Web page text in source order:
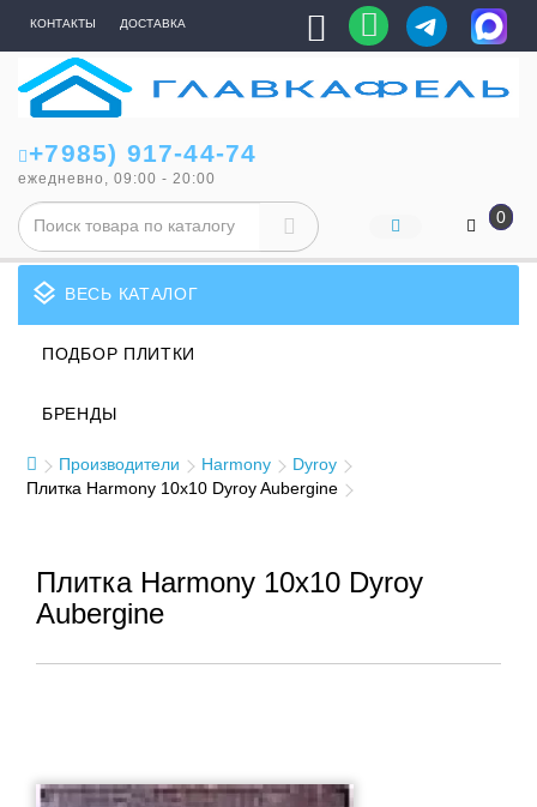
КОНТАКТЫ ДОСТАВКА
+7985) 917-44-74
ежедневно, 09:00 - 20:00
0
layers ВЕСЬ КАТАЛОГ
ПОДБОР ПЛИТКИ
БРЕНДЫ
Производители Harmony
Dyroy
Плитка Harmony 10x10 Dyroy Aubergine
Плитка Harmony 10x10 Dyroy
Aubergine